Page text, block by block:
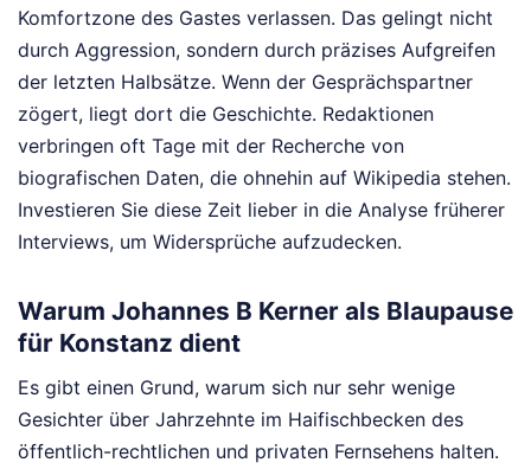
Komfortzone des Gastes verlassen. Das gelingt nicht
durch Aggression, sondern durch präzises Aufgreifen
der letzten Halbsätze. Wenn der Gesprächspartner
zögert, liegt dort die Geschichte. Redaktionen
verbringen oft Tage mit der Recherche von
biografischen Daten, die ohnehin auf Wikipedia stehen.
Investieren Sie diese Zeit lieber in die Analyse früherer
Interviews, um Widersprüche aufzudecken.
Warum Johannes B Kerner als Blaupause
für Konstanz dient
Es gibt einen Grund, warum sich nur sehr wenige
Gesichter über Jahrzehnte im Haifischbecken des
öffentlich-rechtlichen und privaten Fernsehens halten.